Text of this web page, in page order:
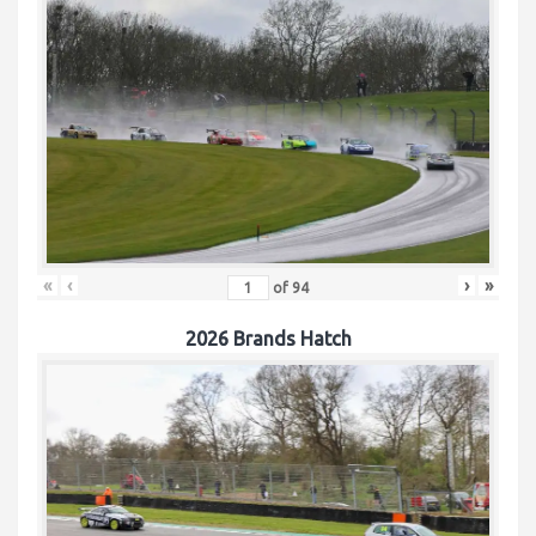
« ‹ of 94 › »
2026 Brands Hatch